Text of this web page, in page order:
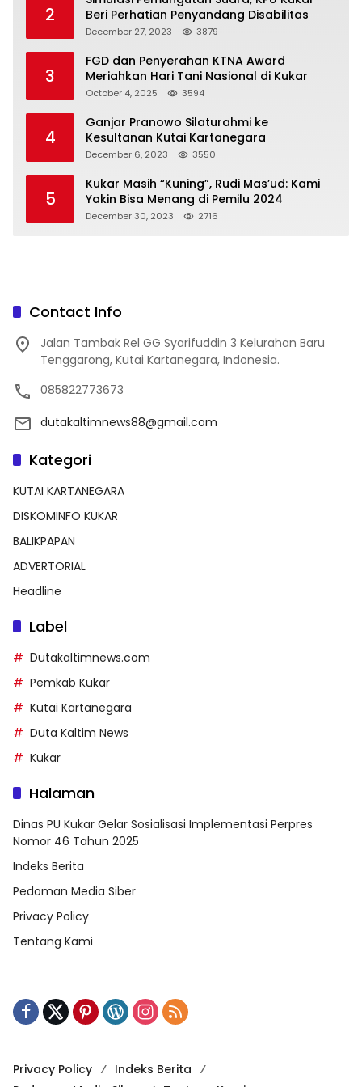
2
Beri Perhatian Penyandang Disabilitas
December 27, 2023 3879
3
FGD dan Penyerahan KTNA Award
Meriahkan Hari Tani Nasional di Kukar
October 4, 2025 3594
4
Ganjar Pranowo Silaturahmi ke
Kesultanan Kutai Kartanegara
December 6, 2023 3550
5
Kukar Masih “Kuning”, Rudi Mas’ud: Kami
Yakin Bisa Menang di Pemilu 2024
December 30, 2023 2716
Contact Info
Jalan Tambak Rel GG Syarifuddin 3 Kelurahan Baru
Tenggarong, Kutai Kartanegara, Indonesia.
085822773673
dutakaltimnews88@gmail.com
Kategori
KUTAI KARTANEGARA
DISKOMINFO KUKAR
BALIKPAPAN
ADVERTORIAL
Headline
Label
Dutakaltimnews.com
Pemkab Kukar
Kutai Kartanegara
Duta Kaltim News
Kukar
Halaman
Dinas PU Kukar Gelar Sosialisasi Implementasi Perpres
Nomor 46 Tahun 2025
Indeks Berita
Pedoman Media Siber
Privacy Policy
Tentang Kami
Privacy Policy
Indeks Berita